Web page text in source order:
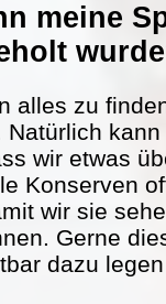
meine
alles zu
Natürlich kann
wir etwas
Konserven
wir sie
Gerne
dazu